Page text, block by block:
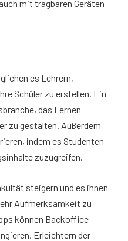
mit tragbaren Geräten
es Lehrern,
Schüler zu erstellen. Ein
das Lernen
zu gestalten. Außerdem
indem es Studenten
zuzugreifen.
steigern und es ihnen
Aufmerksamkeit zu
können Backoffice-
Erleichtern der